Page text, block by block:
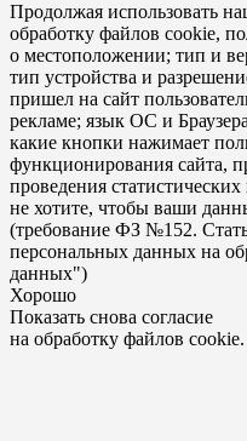
Продолжая использовать
обработку файлов cookie,
о местоположении; тип и
тип устройства и
пришел на сайт
рекламе; язык ОС и
какие кнопки нажимает
функционирования сайта,
проведения
не хотите, чтобы ваши
(требование ФЗ №152.
персональных данных на
данных")
Хорошо
Показать снова согласие
на обработку файлов cookie.